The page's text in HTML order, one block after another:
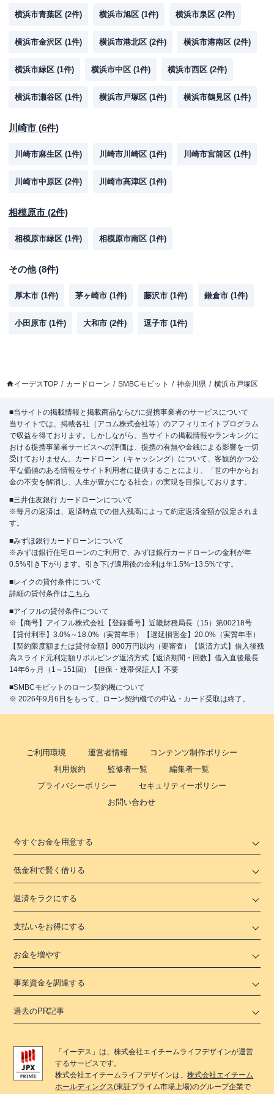
横浜市青葉区 (2件) 横浜市旭区 (1件) 横浜市泉区 (2件)
横浜市金沢区 (1件) 横浜市港北区 (2件) 横浜市港南区 (2件)
横浜市緑区 (1件) 横浜市中区 (1件) 横浜市西区 (2件)
横浜市瀬谷区 (1件) 横浜市戸塚区 (1件) 横浜市鶴見区 (1件)
川崎市 (6件)
川崎市麻生区 (1件) 川崎市川崎区 (1件) 川崎市宮前区 (1件)
川崎市中原区 (2件) 川崎市高津区 (1件)
相模原市 (2件)
相模原市緑区 (1件) 相模原市南区 (1件)
その他(8件)
厚木市 (1件) 茅ヶ崎市 (1件) 藤沢市 (1件) 鎌倉市 (1件)
小田原市 (1件) 大和市 (2件) 逗子市 (1件)
イーデスTOP カードローン SMBCモビット 神奈川県 横浜市戸塚区
■当サイトの掲載情報と掲載商品ならびに提携事業者のサービスについて
当サイトでは、掲載各社（アコム株式会社等）のアフィリエイトプログラム
で収益を得ております。しかしながら、当サイトの掲載情報やランキングに
おける提携事業者サービスへの評価は、提携の有無や金銭による影響を一切
受けておりません。カードローン（キャッシング）について、客観的かつ公
平な価値のある情報をサイト利用者に提供することにより、「世の中からお
金の不安を解消し、人生が豊かになる社会」の実現を目指しております。
■三井住友銀行 カードローンについて
※毎月の返済は、返済時点での借入残高によって約定返済金額が設定されま
す。
■みずほ銀行カードローンについて
※みずほ銀行住宅ローンのご利用で、みずほ銀行カードローンの金利が年
0.5%引き下がります。引き下げ適用後の金利は年1.5%~13.5%です。
■レイクの貸付条件について
詳細の貸付条件はこちら
■アイフルの貸付条件について
※【商号】アイフル株式会社【登録番号】近畿財務局長（15）第00218号
【貸付利率】3.0%～18.0%（実質年率）【遅延損害金】20.0%（実質年率）
【契約限度額または貸付金額】800万円以内（要審査）【返済方式】借入後残
高スライド元利定額リボルビング返済方式【返済期間・回数】借入直後最長
14年6ヶ月（1～151回）【担保・連帯保証人】不要
■SMBCモビットのローン契約機について
※ 2026年9月6日をもって、ローン契約機での申込・カード受取は終了。
ご利用環境 運営者情報
コンテンツ制作ポリシー
利用規約
監修者一覧
編集者一覧
プライバシーポリシー
セキュリティーポリシー
お問い合わせ
今すぐお金を用意する
低金利で賢く借りる
返済をラクにする
支払いをお得にする
お金を増やす
事業資金を調達する
過去のPR記事
「 イーデス 」は、株式会社エイチームライフデザインが運営
するサービスです。
株式会社エイチームライフデザインは、株式会社エイチーム
ホールディングス(東証プライム市場上場)のグループ企業で